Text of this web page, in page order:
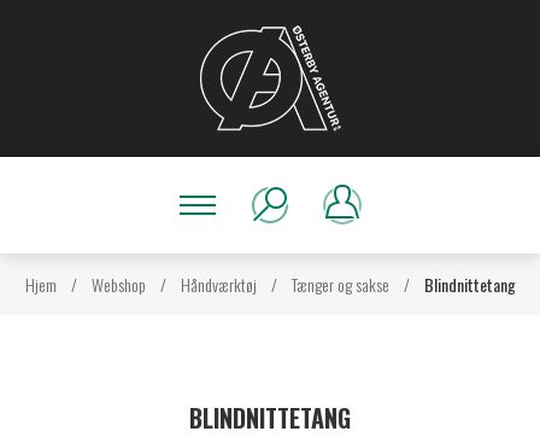
Hjem / Webshop / Håndværktøj / Tænger og sakse / Blindnittetang
BLINDNITTETANG